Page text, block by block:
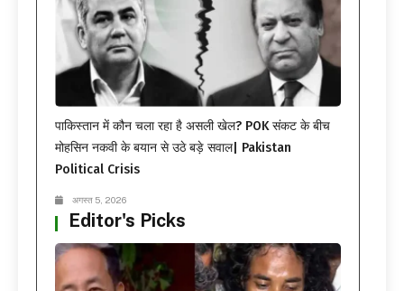
पाकिस्तान में कौन चला रहा है असली खेल? POK संकट के बीच
मोहसिन नकवी के बयान से उठे बड़े सवाल| Pakistan
Political Crisis
अगस्त 5, 2026
Editor's Picks